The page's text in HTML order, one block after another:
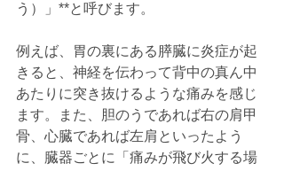
う）」**と呼びます。
例えば、胃の裏にある膵臓に炎症が起
きると、神経を伝わって背中の真ん中
あたりに突き抜けるような痛みを感じ
ます。また、胆のうであれば右の肩甲
骨、心臓であれば左肩といったよう
に、臓器ごとに「痛みが飛び火する場